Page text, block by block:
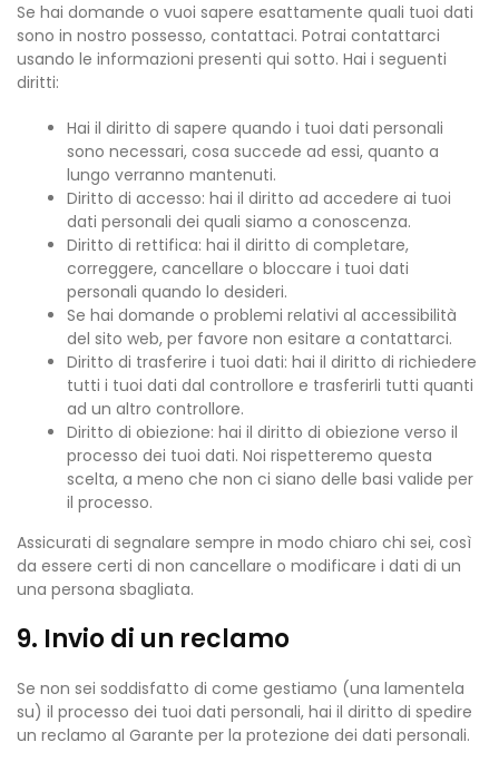
Se hai domande o vuoi sapere esattamente quali tuoi dati
sono in nostro possesso, contattaci. Potrai contattarci
usando le informazioni presenti qui sotto. Hai i seguenti
diritti:
Hai il diritto di sapere quando i tuoi dati personali
sono necessari, cosa succede ad essi, quanto a
lungo verranno mantenuti.
Diritto di accesso: hai il diritto ad accedere ai tuoi
dati personali dei quali siamo a conoscenza.
Diritto di rettifica: hai il diritto di completare,
correggere, cancellare o bloccare i tuoi dati
personali quando lo desideri.
Se hai domande o problemi relativi al accessibilità
del sito web, per favore non esitare a contattarci.
Diritto di trasferire i tuoi dati: hai il diritto di richiedere
tutti i tuoi dati dal controllore e trasferirli tutti quanti
ad un altro controllore.
Diritto di obiezione: hai il diritto di obiezione verso il
processo dei tuoi dati. Noi rispetteremo questa
scelta, a meno che non ci siano delle basi valide per
il processo.
Assicurati di segnalare sempre in modo chiaro chi sei, così
da essere certi di non cancellare o modificare i dati di un
una persona sbagliata.
9. Invio di un reclamo
Se non sei soddisfatto di come gestiamo (una lamentela
su) il processo dei tuoi dati personali, hai il diritto di spedire
un reclamo al Garante per la protezione dei dati personali.